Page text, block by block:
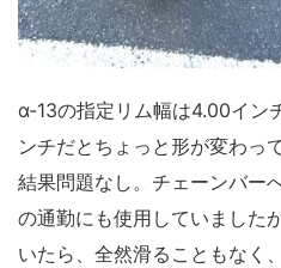
α-13の指定リム幅は4.00イン
ンチだとちょっと形が変わっ
結果問題なし。チェーンバー
の通勤にも使用していました
いたら、全然滑ることもなく